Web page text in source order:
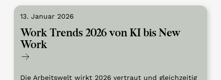
13. Januar 2026
Work Trends 2026 von KI bis New
Work
Die Arbeitswelt wirkt 2026 vertraut und gleichzeitig